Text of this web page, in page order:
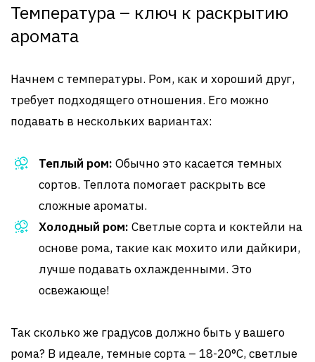
Температура – ключ к раскрытию
аромата
Начнем с температуры. Ром, как и хороший друг,
требует подходящего отношения. Его можно
подавать в нескольких вариантах:
Теплый ром: Обычно это касается темных
сортов. Теплота помогает раскрыть все
сложные ароматы.
Холодный ром: Светлые сорта и коктейли на
основе рома, такие как мохито или дайкири,
лучше подавать охлажденными. Это
освежающе!
Так сколько же градусов должно быть у вашего
рома? В идеале, темные сорта – 18-20°С, светлые